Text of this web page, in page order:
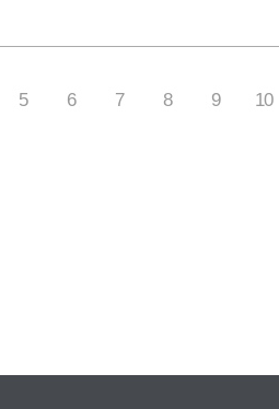
5 6 7 8 9 10